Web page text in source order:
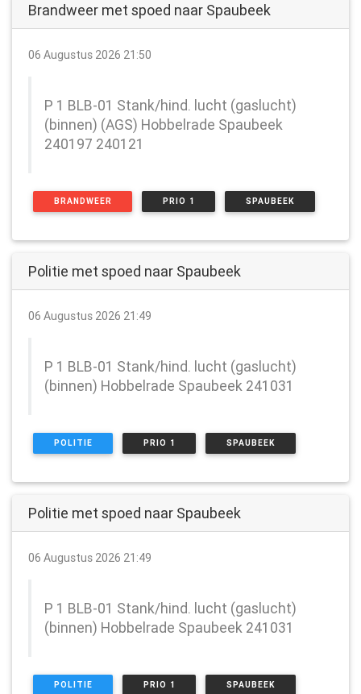
Brandweer met spoed naar Spaubeek
06 Augustus 2026 21:50
P 1 BLB-01 Stank/hind. lucht (gaslucht)
(binnen) (AGS) Hobbelrade Spaubeek
240197 240121
BRANDWEER PRIO 1 SPAUBEEK
Politie met spoed naar Spaubeek
06 Augustus 2026 21:49
P 1 BLB-01 Stank/hind. lucht (gaslucht)
(binnen) Hobbelrade Spaubeek 241031
POLITIE PRIO 1 SPAUBEEK
Politie met spoed naar Spaubeek
06 Augustus 2026 21:49
P 1 BLB-01 Stank/hind. lucht (gaslucht)
(binnen) Hobbelrade Spaubeek 241031
POLITIE PRIO 1 SPAUBEEK